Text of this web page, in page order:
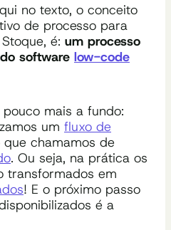
no texto, o conceito
de processo para
é: um processo
software low-code
mais a fundo:
um fluxo de
chamamos de
. Ou seja, na prática os
transformados em
! E o próximo passo
é a